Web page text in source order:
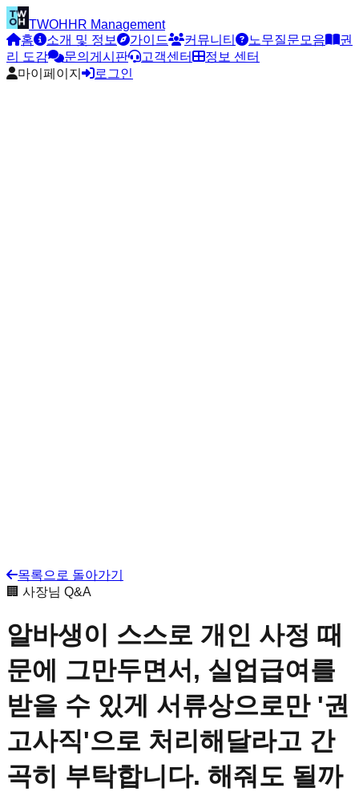
TWOH HR Management
홈
소개 및 정보 가이드 커뮤니티 노무질문모음
권
리 도감
문의게시판 고객센터
정보 센터
마이페이지
로그인
목록으로 돌아가기
🏢 사장님 Q&A
알바생이 스스로 개인 사정 때
문에 그만두면서, 실업급여를
받을 수 있게 서류상으로만 '권
고사직'으로 처리해달라고 간
곡히 부탁합니다. 해줘도 될까